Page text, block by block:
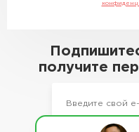
получите